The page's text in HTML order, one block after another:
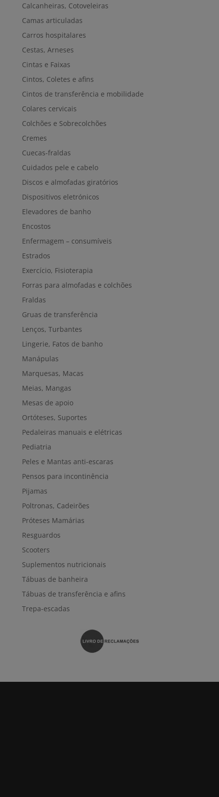
Calcanheiras, Cotoveleiras
Camas articuladas
Carros hospitalares
Cestas, Arneses
Cintas e Faixas
Cintos, Coletes e afins
Cintos de transferência e mobilidade
Colares cervicais
Colchões e Sobrecolchões
Cremes
Cuecas-fraldas
Cuidados pele e cabelo
Discos e almofadas giratórios
Dispositivos eletrónicos
Elevadores de banho
Encostos
Enfermagem – consumíveis
Estrados
Exercício, Fisioterapia
Forras para almofadas e colchões
Fraldas
Gruas de transferência
Lenços, Turbantes
Lingerie, Fatos de banho
Manápulas
Marquesas, Macas
Meias, Mangas
Mesas de apoio
Ortóteses, Suportes
Pedaleiras manuais e elétricas
Pediatria
Peles e Mantas anti-escaras
Pensos para incontinência
Pijamas
Poltronas, Cadeirões
Próteses Mamárias
Resguardos
Scooters
Suplementos nutricionais
Tábuas de banheira
Tábuas de transferência e afins
Trepa-escadas